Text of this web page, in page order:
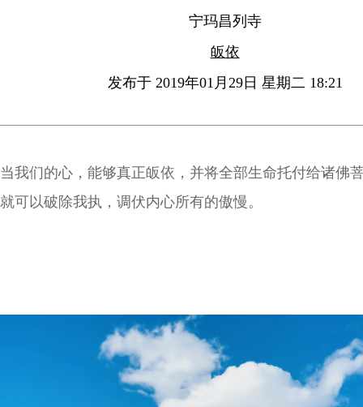
宁玛昌列寺
皈依
发布于 2019年01月29日 星期二 18:21
当我们的心，能够真正皈依，并将全部生命托付给诸佛
就可以破除我执，调伏内心所有的傲慢。